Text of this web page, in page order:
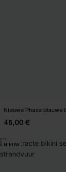
Nieuwe Phase blauwe
46,00 €
NIEUW